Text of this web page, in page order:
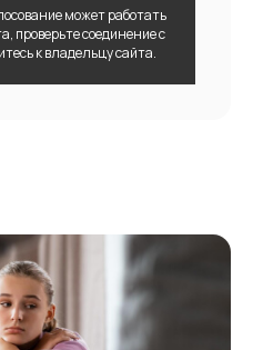
может работать
проверьте соединение с
к владельцу сайта.